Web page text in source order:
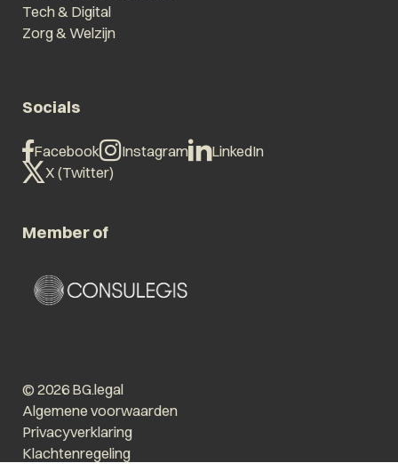
Tech & Digital
Zorg & Welzijn
Socials
Facebook Instagram
LinkedIn
X (Twitter)
Member of
© 2026 BG.legal
Algemene voorwaarden
Privacyverklaring
Klachtenregeling